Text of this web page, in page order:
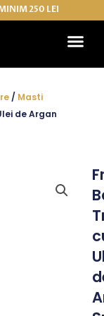
250 LEI
/ Masti
de Argan